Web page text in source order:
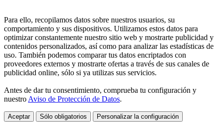
Para ello, recopilamos datos sobre nuestros usuarios, su
comportamiento y sus dispositivos. Utilizamos estos datos para
optimizar constantemente nuestro sitio web y mostrarte publicidad y
contenidos personalizados, así como para analizar las estadísticas de
uso. También podemos comparar tus datos encriptados con
proveedores externos y mostrarte ofertas a través de sus canales de
publicidad online, sólo si ya utilizas sus servicios.
Antes de dar tu consentimiento, comprueba tu configuración y
nuestro Aviso de Protección de Datos.
Aceptar Sólo obligatorios Personalizar la configuración